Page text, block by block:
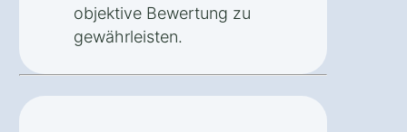
objektive Bewertung zu
gewährleisten.